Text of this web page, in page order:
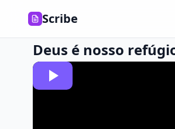
Scribe
Deus é nosso